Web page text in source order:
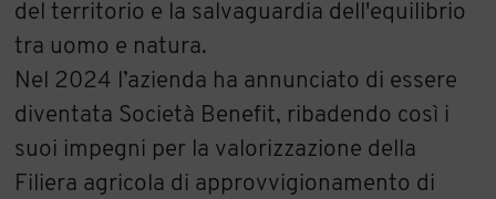
del territorio e la salvaguardia dell'equilibrio
tra uomo e natura.
Nel 2024 l’azienda ha annunciato di essere
diventata Società Benefit, ribadendo così i
suoi impegni per la valorizzazione della
Filiera agricola di approvvigionamento di